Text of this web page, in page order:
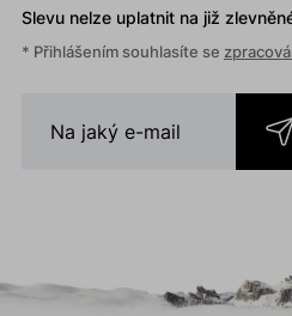
Slevu nelze uplatnitna již
* Přihlášením souhlasíte se